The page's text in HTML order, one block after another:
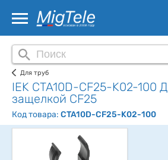
Для труб
IEK CTA10D-CF25-K02-100
защелкой CF25
Код товара: CTA10D-CF25-K02-100